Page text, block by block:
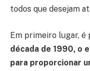
todos que desejam
Em primeiro lugar, é
década de 1990, o
para proporcionar